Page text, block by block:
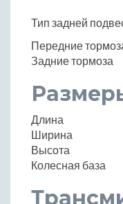
Тип задней
Передние
Задние тормоза
Длина
Ширина
Высота
Колесная база